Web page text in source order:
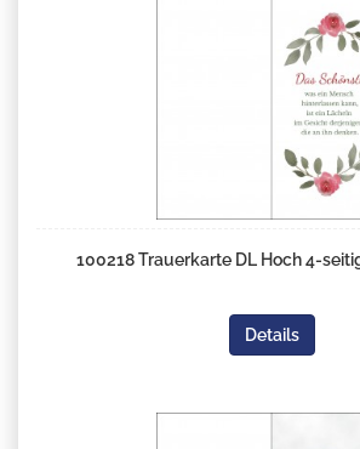
100218 Trauerkarte DL Hoch 4-
Details